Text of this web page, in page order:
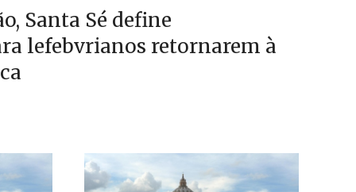
Santa Sé define
lefebvrianos retornarem à